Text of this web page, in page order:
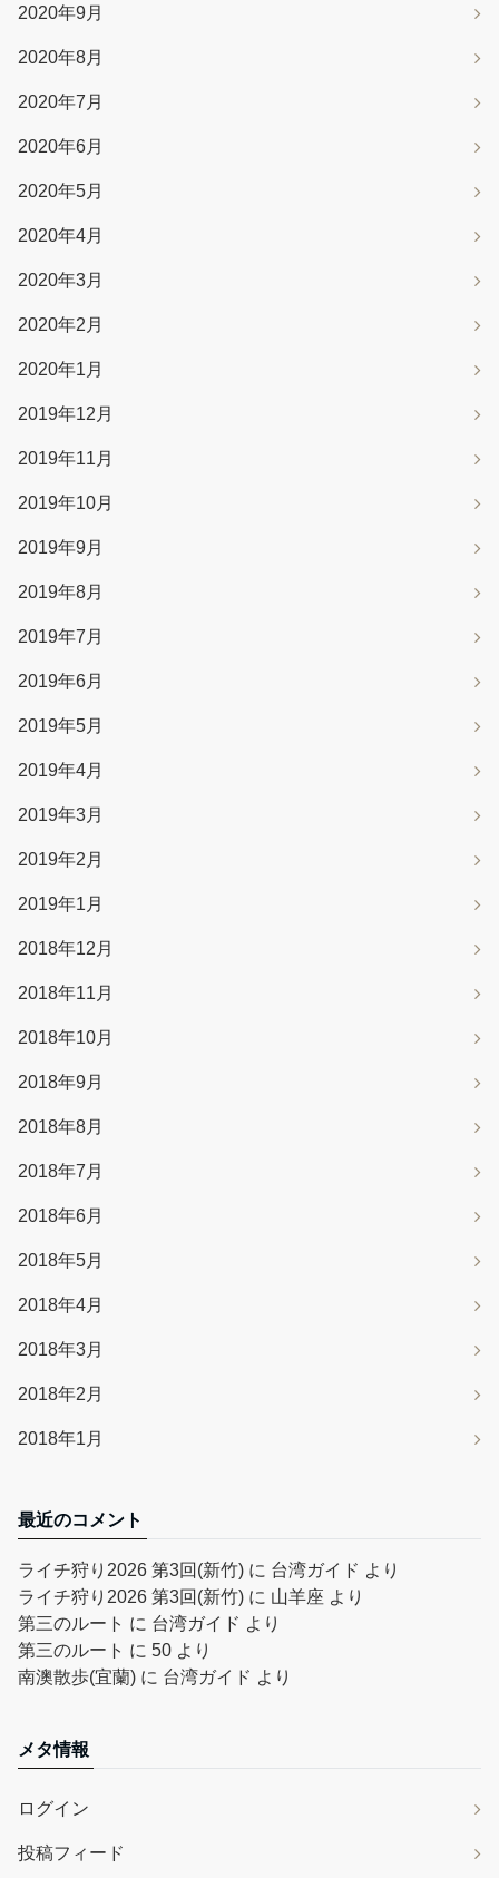
2020年9月
2020年8月
2020年7月
2020年6月
2020年5月
2020年4月
2020年3月
2020年2月
2020年1月
2019年12月
2019年11月
2019年10月
2019年9月
2019年8月
2019年7月
2019年6月
2019年5月
2019年4月
2019年3月
2019年2月
2019年1月
2018年12月
2018年11月
2018年10月
2018年9月
2018年8月
2018年7月
2018年6月
2018年5月
2018年4月
2018年3月
2018年2月
2018年1月
最近のコメント
ライチ狩り2026 第3回(新竹) に 台湾ガイド より
ライチ狩り2026 第3回(新竹) に 山羊座 より
第三のルート に 台湾ガイド より
第三のルート に 50 より
南澳散歩(宜蘭) に 台湾ガイド より
メタ情報
ログイン
投稿フィード